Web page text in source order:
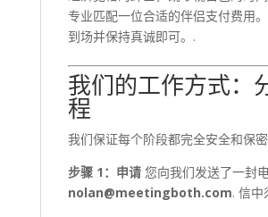
专业匹配一位合适的伴侣支付费用
到场并保持真诚即可。.
我们的工作方式：
程
我们保证每个阶段都完全安全和保密
步骤 1：申请您向我们发送了一封
nolan@meetingboth.com. 信中